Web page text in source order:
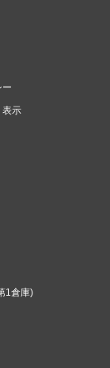
ー
表示
1倉庫)